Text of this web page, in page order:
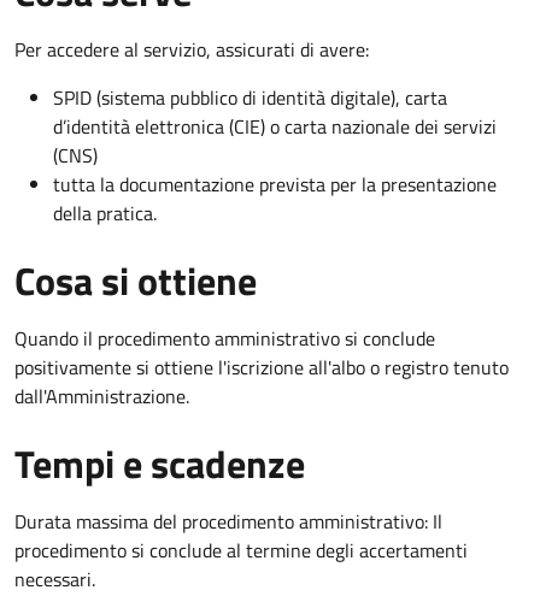
Per accedere al servizio, assicurati di avere:
SPID (sistema pubblico di identità digitale), carta
d’identità elettronica (CIE) o carta nazionale dei servizi
(CNS)
tutta la documentazione prevista per la presentazione
della pratica.
Cosa si ottiene
Quando il procedimento amministrativo si conclude
positivamente si ottiene l'iscrizione all'albo o registro tenuto
dall'Amministrazione.
Tempi e scadenze
Durata massima del procedimento amministrativo: Il
procedimento si conclude al termine degli accertamenti
necessari.